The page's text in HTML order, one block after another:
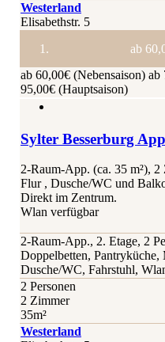
Westerland
Elisabethstr. 5
ab
ab 60,00€ (Nebensaison) ab
95,00€ (Hauptsaison)
Sylter Besserburg
2-Raum-App. (ca. 35 m²),
Flur , Dusche/WC und
Direkt im Zentrum.
Wlan verfügbar
2-Raum-App., 2. Etage, 2
Doppelbetten,
Dusche/WC, Fahrstuhl,
2 Personen
2 Zimmer
35m²
Westerland